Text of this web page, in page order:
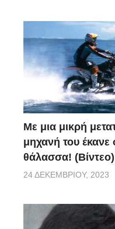
Με μια μικρή
μηχανή του έκανε
θάλασσα! (Βίντεο)
24 ΔΕΚΕΜΒΡΊΟΥ, 2023